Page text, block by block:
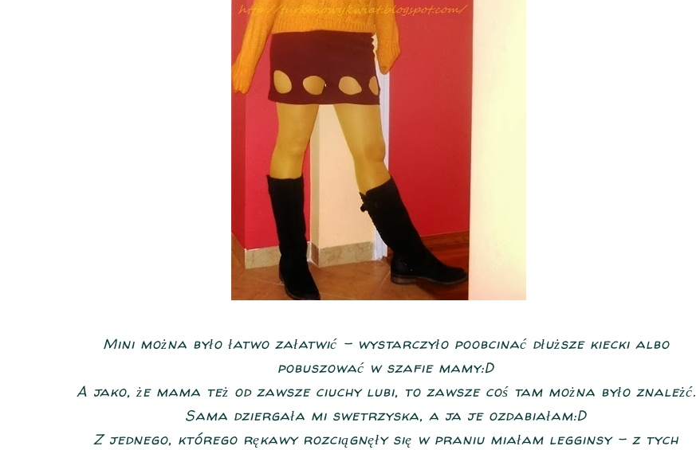
Mini można było łatwo załatwić - wystarczyło poobcinać dłuższe kiecki albo
pobuszować w szafie mamy:D
A jako, że mama też od zawsze ciuchy lubi, to zawsze coś tam można było znależć.
Sama dziergała mi swetrzyska, a ja je ozdabiałam:D
Z jednego, którego rękawy rozciągnęły się w praniu miałam legginsy - z tych